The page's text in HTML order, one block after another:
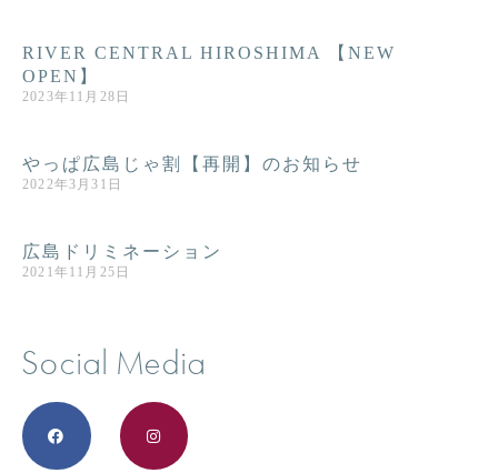
RIVER CENTRAL HIROSHIMA 【NEW
OPEN】
2023年11月28日
やっぱ広島じゃ割【再開】のお知らせ
2022年3月31日
広島ドリミネーション
2021年11月25日
Social Media